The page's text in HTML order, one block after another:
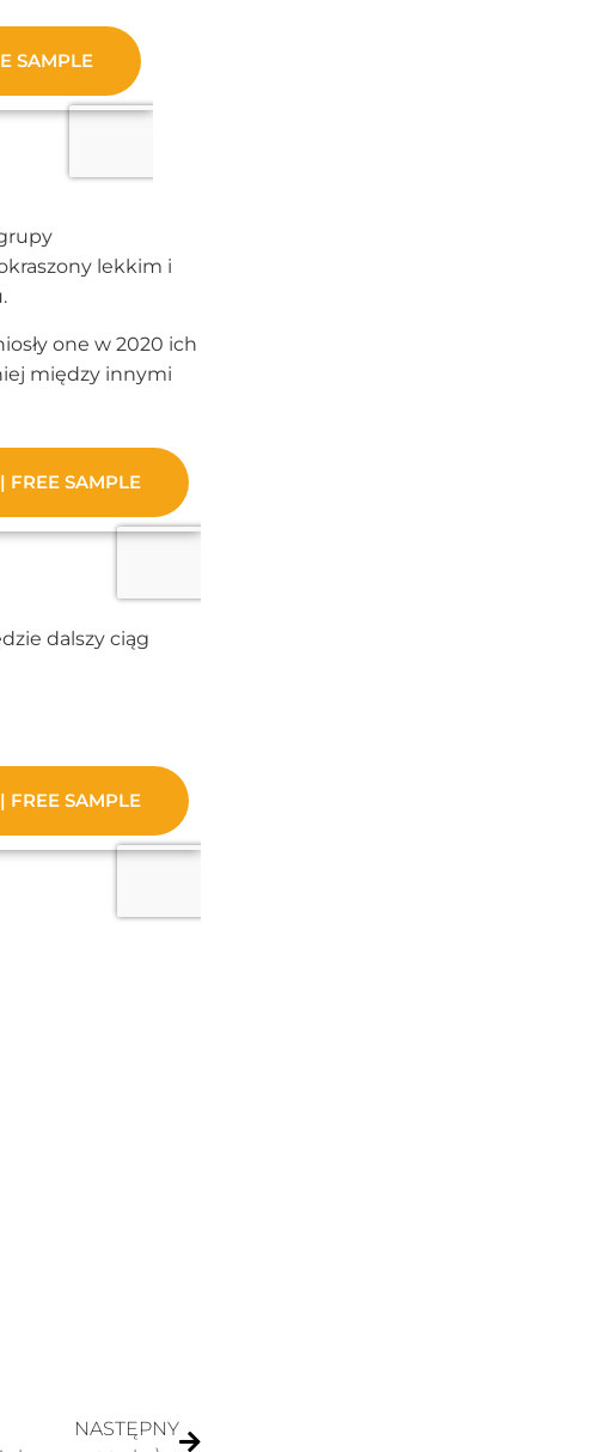
lekkim i
one w 2020 ich
między innymi
dalszy ciąg
NASTĘPNY